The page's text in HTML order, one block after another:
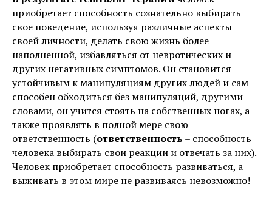
приобретает способность сознательно выбирать
свое поведение, используя различные аспекты
своей личности, делать свою жизнь более
наполненной, избавляться от невротических и
других негативных симптомов. Он становится
устойчивым к манипуляциям других людей и сам
способен обходиться без манипуляций, другими
словами, он учится стоять на собственных ногах, а
также проявлять в полной мере свою
ответственность (ответственность – способность
человека выбирать свои реакции и отвечать за них).
Человек приобретает способность развиваться, а
выживать в этом мире не развиваясь невозможно!